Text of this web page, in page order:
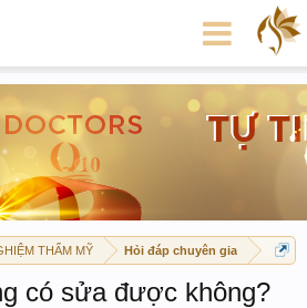
THẨM MỸ Hỏi đáp chuyên gia
có sửa được không?